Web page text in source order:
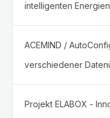
intelligenten
ACEMIND /
verschiedener
Projekt ELABOX -